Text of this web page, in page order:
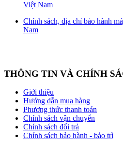
Việt Nam
Chính sách, địa chỉ bảo hành
Nam
THÔNG TIN VÀ CHÍNH
Giới thiệu
Hướng dẫn mua hàng
Phương thức thanh toán
Chính sách vận chuyển
Chính sách đổi trả
Chính sách bảo hành - bảo trì